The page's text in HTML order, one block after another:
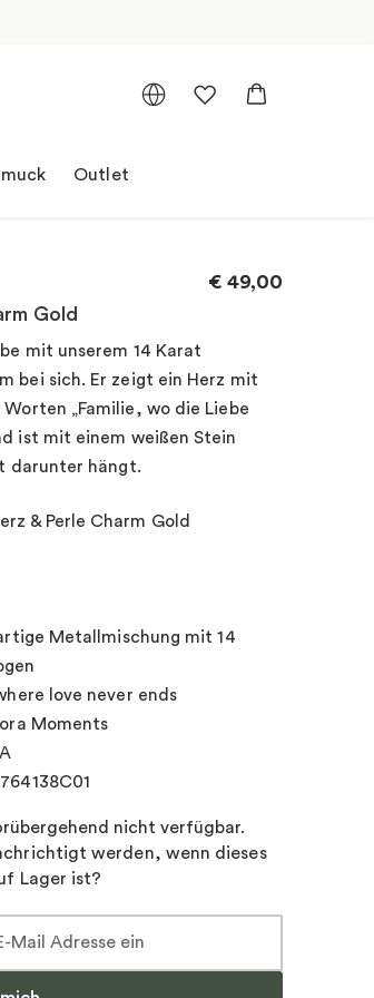
Outlet
Gold
€ 49,00
mit unserem 14 Karat
bei sich. Er zeigt ein Herz mit
„Familie, wo die Liebe
ist mit einem weißen Stein
darunter hängt.
& Perle Charm Gold
Metallmischung mit 14
love never ends
Moments
nicht verfügbar.
werden, wenn dieses
Lager ist?